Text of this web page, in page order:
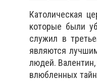
Католическая
которые были
служил в
являются
людей.
влюбленных